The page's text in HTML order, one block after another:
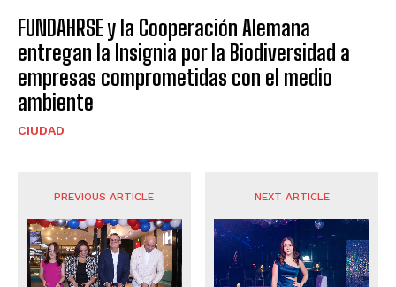
FUNDAHRSE y la Cooperación Alemana
entregan la Insignia por la Biodiversidad a
empresas comprometidas con el medio
ambiente
CIUDAD
PREVIOUS ARTICLE NEXT ARTICLE